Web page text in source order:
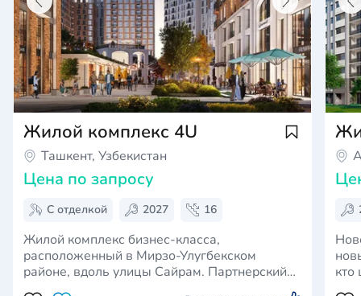
Жилой комплекс 4U
Ташкент, Узбекистан
Цена по запросу
С отделкой 2027 16
Жилой комплекс бизнес-класса,
расположенный в Мирзо-Улугбекском
районе, вдоль улицы Сайрам. Партнерский
проект объединивший в себе опыт 2-х
кто